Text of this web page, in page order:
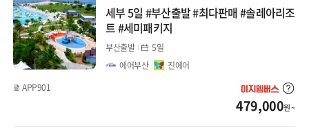
도쿄/시즈오카
나고야/도야마(알펜)
세부 5일 #부산출발 #최다판매 #솔레아리조
트 #세미패키지
부산출발
5일
에어부산
진에어
APP901
479,000원 ~